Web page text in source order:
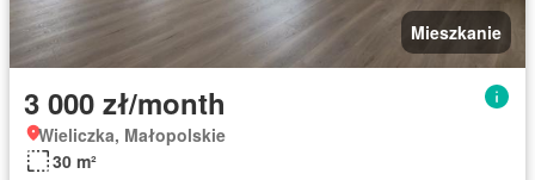
Mieszkanie
3 000 zł/month
Wieliczka, Małopolskie
30 m²